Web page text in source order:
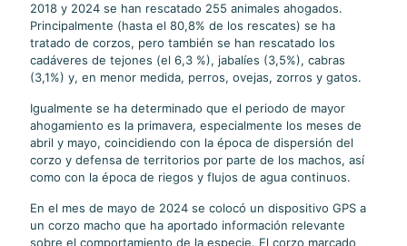
2018 y 2024 se han rescatado 255 animales ahogados.
Principalmente (hasta el 80,8% de los rescates) se ha
tratado de corzos, pero también se han rescatado los
cadáveres de tejones (el 6,3 %), jabalíes (3,5%), cabras
(3,1%) y, en menor medida, perros, ovejas, zorros y gatos.
Igualmente se ha determinado que el periodo de mayor
ahogamiento es la primavera, especialmente los meses de
abril y mayo, coincidiendo con la época de dispersión del
corzo y defensa de territorios por parte de los machos, así
como con la época de riegos y flujos de agua continuos.
En el mes de mayo de 2024 se colocó un dispositivo GPS a
un corzo macho que ha aportado información relevante
sobre el comportamiento de la especie. El corzo marcado